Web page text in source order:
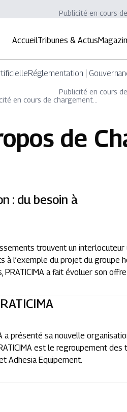
Publicité en cours de
AccueilTribunes & Actus
Réglementation |
Publicité en cours de
en cours de chargement...
de
: du besoin à
trouvent un
l’exemple du projet du groupe
a fait évoluer son
a présenté sa nouvelle
est le regroupement des
Adhesia Equipement.